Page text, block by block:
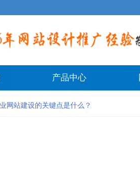
产品中心
网站建设的关键点是什么？